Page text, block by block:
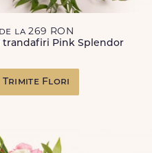
de la 269 RON
trandafiri Pink Splendor
Trimite Flori